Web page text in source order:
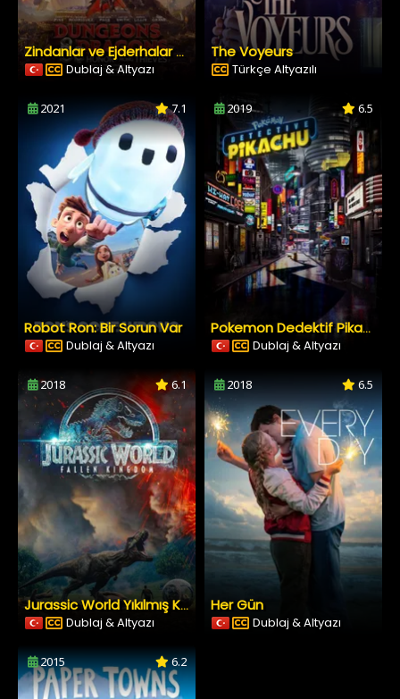
Zindanlar ve Ejderhalar Hırsızlar Arasındaki Onur
Dublaj & Altyazı
The Voyeurs
Türkçe Altyazılı
2021 7.1
Robot Ron: Bir Sorun Var
Dublaj & Altyazı
2019 6.5
Pokemon Dedektif Pikachu
Dublaj & Altyazı
2018 6.1
Jurassic World Yıkılmış Krallık
Dublaj & Altyazı
2018 6.5
Her Gün
Dublaj & Altyazı
2015 6.2